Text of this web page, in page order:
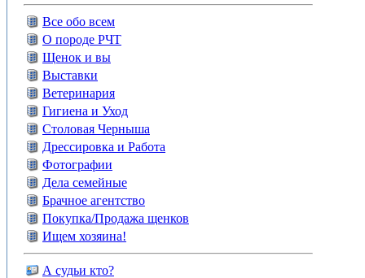
Все обо всем
О породе РЧТ
Щенок и вы
Выставки
Ветеринария
Гигиена и Уход
Столовая Черныша
Дрессировка и Работа
Фотографии
Дела семейные
Брачное агентство
Покупка/Продажа щенков
Ищем хозяина!
А судьи кто?